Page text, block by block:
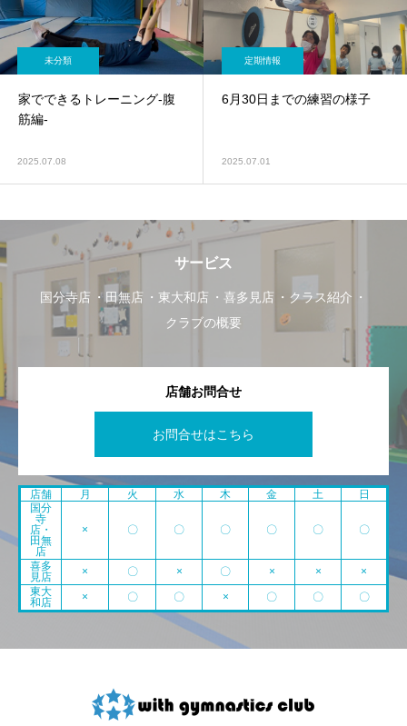
未分類
家でできるトレーニング-腹
筋編-
2025.07.08
定期情報
6月30日までの練習の様子
2025.07.01
サービス
国分寺店 田無店 東大和店 喜多見店
クラス紹介
クラブの概要
店舗お問合せ
お問合せはこちら
店舗 月 火 水 木 金 土
日
国分
寺
店・
田無
店
× 〇 〇 〇 〇 〇 〇
喜多
見店
× 〇 × 〇 × ×
×
東大
和店
× 〇 〇 × 〇 〇 〇